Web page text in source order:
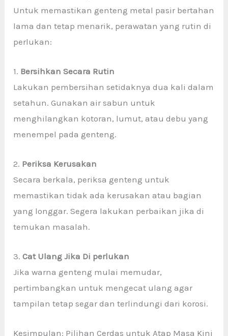
Untuk memastikan genteng metal pasir bertahan
lama dan tetap menarik, perawatan yang rutin di
perlukan:
1. Bersihkan Secara Rutin
Lakukan pembersihan setidaknya dua kali dalam
setahun. Gunakan air sabun untuk
menghilangkan kotoran, lumut, atau debu yang
menempel pada genteng.
2. Periksa Kerusakan
Secara berkala, periksa genteng untuk
memastikan tidak ada kerusakan atau bagian
yang longgar. Segera lakukan perbaikan jika di
temukan masalah.
3.Cat Ulang Jika Di perlukan
Jika warna genteng mulai memudar,
pertimbangkan untuk mengecat ulang agar
tampilan tetap segar dan terlindungi dari korosi.
Kesimpulan: Pilihan Cerdas untuk Atap Masa Kini